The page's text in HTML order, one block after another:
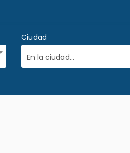
Ciudad
En la ciudad...